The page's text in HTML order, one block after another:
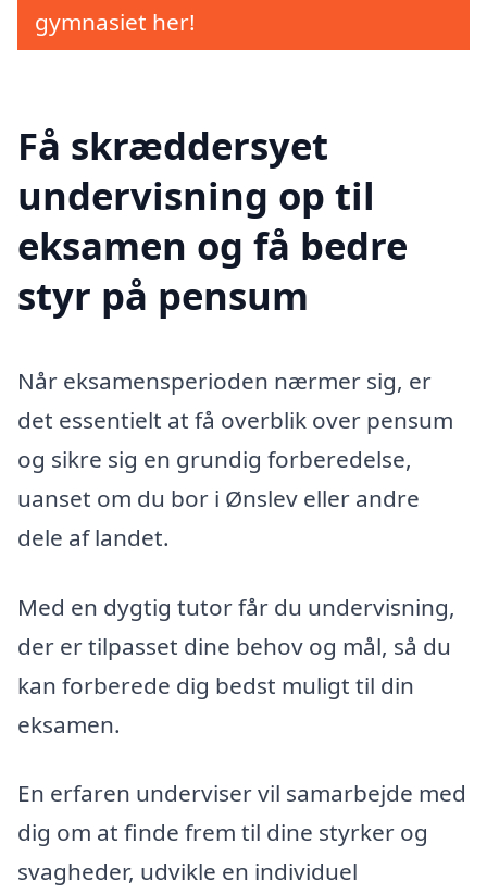
gymnasiet her!
Få skræddersyet
undervisning op til
eksamen og få bedre
styr på pensum
Når eksamensperioden nærmer sig, er
det essentielt at få overblik over pensum
og sikre sig en grundig forberedelse,
uanset om du bor i Ønslev eller andre
dele af landet.
Med en dygtig tutor får du undervisning,
der er tilpasset dine behov og mål, så du
kan forberede dig bedst muligt til din
eksamen.
En erfaren underviser vil samarbejde med
dig om at finde frem til dine styrker og
svagheder, udvikle en individuel